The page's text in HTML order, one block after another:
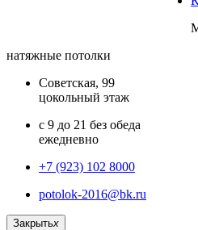
натяжные потолки
Советская, 99
цокольный этаж
с 9 до 21 без обеда
ежедневно
+7 (923) 102 8000
potolok-2016@bk.ru
Закрытьx